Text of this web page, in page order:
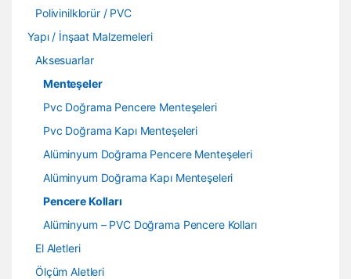
Polivinilklorür / PVC
Yapı / İnşaat Malzemeleri
Aksesuarlar
Menteşeler
Pvc Doğrama Pencere Menteşeleri
Pvc Doğrama Kapı Menteşeleri
Alüminyum Doğrama Pencere Menteşeleri
Alüminyum Doğrama Kapı Menteşeleri
Pencere Kolları
Alüminyum – PVC Doğrama Pencere Kolları
El Aletleri
Ölçüm Aletleri